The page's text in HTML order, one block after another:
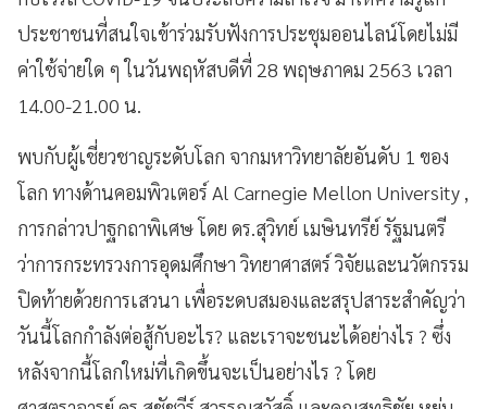
ประชาชนที่สนใจเข้าร่วมรับฟังการประชุมออนไลน์โดยไม่มี
ค่าใช้จ่ายใด ๆ ในวันพฤหัสบดีที่ 28 พฤษภาคม 2563 เวลา
14.00-21.00 น.
พบกับผู้เชี่ยวชาญระดับโลก จากมหาวิทยาลัยอันดับ 1 ของ
โลก ทางด้านคอมพิวเตอร์ Al Carnegie Mellon University ,
การกล่าวปาฐกถาพิเศษ โดย ดร.สุวิทย์ เมษินทรีย์ รัฐมนตรี
ว่าการกระทรวงการอุดมศึกษา วิทยาศาสตร์ วิจัยและนวัตกรรม
ปิดท้ายด้วยการเสวนา เพื่อระดบสมองและสรุปสาระสำคัญว่า
วันนี้โลกกำลังต่อสู้กับอะไร? และเราจะชนะได้อย่างไร ? ซึ่ง
หลังจากนี้โลกใหม่ที่เกิดขึ้นจะเป็นอย่างไร ? โดย